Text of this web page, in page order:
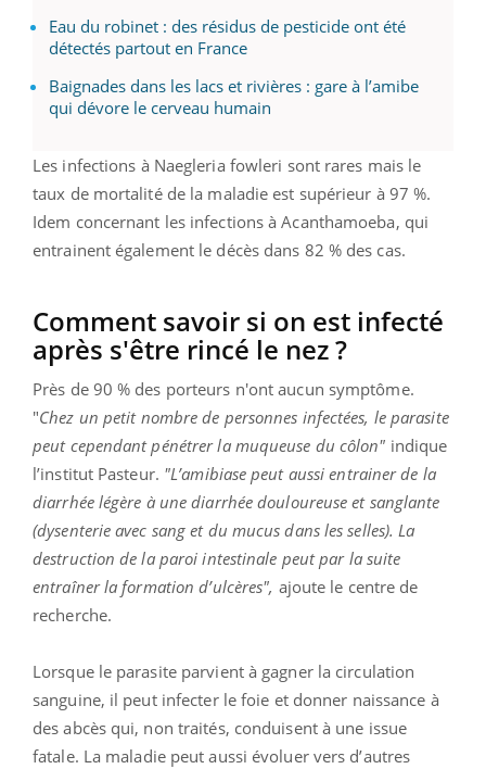
Eau du robinet : des résidus de pesticide ont été
détectés partout en France
Baignades dans les lacs et rivières : gare à l’amibe
qui dévore le cerveau humain
Les infections à Naegleria fowleri sont rares mais le
taux de mortalité de la maladie est supérieur à 97 %.
Idem concernant les infections à Acanthamoeba, qui
entrainent également le décès dans 82 % des cas.
Comment savoir si on est infecté
après s'être rincé le nez ?
Près de 90 % des porteurs n'ont aucun symptôme.
"Chez un petit nombre de personnes infectées, le parasite
peut cependant pénétrer la muqueuse du côlon" indique
l’institut Pasteur. "L’amibiase peut aussi entrainer de la
diarrhée légère à une diarrhée douloureuse et sanglante
(dysenterie avec sang et du mucus dans les selles). La
destruction de la paroi intestinale peut par la suite
entraîner la formation d’ulcères", ajoute le centre de
recherche.
Lorsque le parasite parvient à gagner la circulation
sanguine, il peut infecter le foie et donner naissance à
des abcès qui, non traités, conduisent à une issue
fatale. La maladie peut aussi évoluer vers d’autres